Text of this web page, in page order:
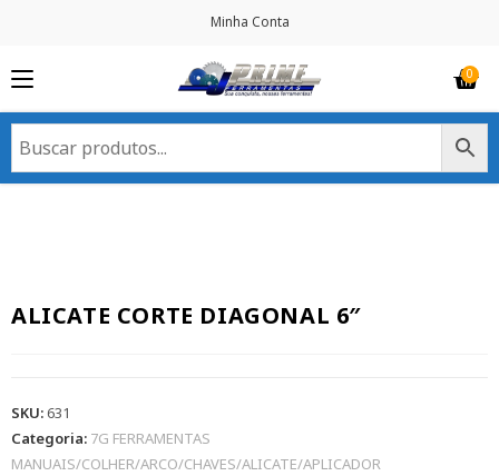
Minha Conta
ALICATE CORTE DIAGONAL 6″
SKU:631
Categoria: 7G FERRAMENTAS
MANUAIS/COLHER/ARCO/CHAVES/ALICATE/APLICADOR